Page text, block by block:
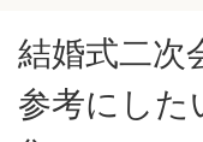
結婚式二次
参考にした